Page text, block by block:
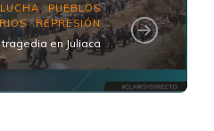
,PUEBLOS
,REPRESIÓN
tragedia en Juliaca